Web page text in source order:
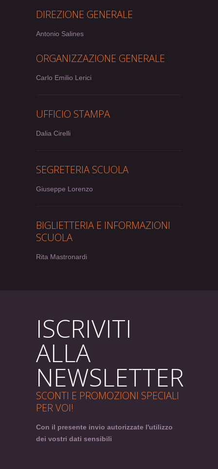
DIREZIONE GENERALE
Antonio Salines
ORGANIZZAZIONE GENERALE
Carlo Emilio Lerici
UFFICIO STAMPA
Dalia Cirelli
SEGRETERIA SCUOLA
Giuseppe Lorenzo
BIGLIETTERIA E INFORMAZIONI
SCUOLA
Rita Mastronardi
ISCRIVITI
ALLA
NEWSLETTER
SCONTI E PROMOZIONI SPECIALI
PER VOI!
Con il presente invio autorizzate l'utilizzo
dei vostri dati sensibili